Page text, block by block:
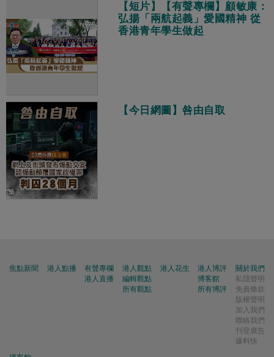
【短片】【有聲專欄】顧敏康：
弘揚「兩航起義」愛國精神 從
香港青年學生做起
【今日網圖】咎由自取
焦點新聞 港人點播
有聲專欄
港人直播
港人觀點
編輯觀點
所有觀點
港人花生
港人博評
博客館
所有博評
關於我們
私隱聲明
免責條款
版權聲明
加入我們
聯絡我們
刊登廣告
爆料快